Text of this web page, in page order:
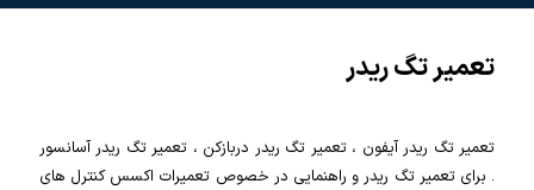
تعمیر تگ ریدر
تعمیر تگ ریدر آیفون ، تعمیر تگ ریدر دربازکن ، تعمیر تگ ریدر آسانسور
. برای تعمیر تگ ریدر و راهنمایی در خصوص تعمیرات اکسس کنترل های